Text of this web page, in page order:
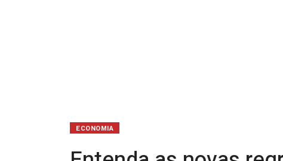
ECONOMIA